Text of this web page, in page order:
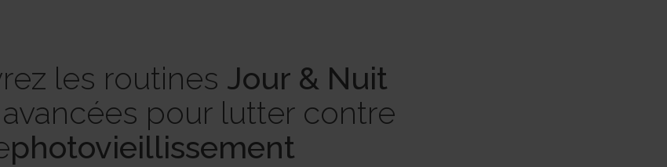
les routines Jour & Nuit
pour lutter contre
photovieillissement